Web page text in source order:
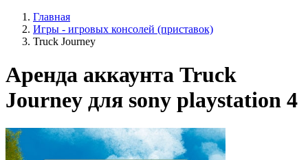
Главная
Игры - игровых консолей (приставок)
Truck Journey
Аренда аккаунта Truck
Journey для sony playstation 4